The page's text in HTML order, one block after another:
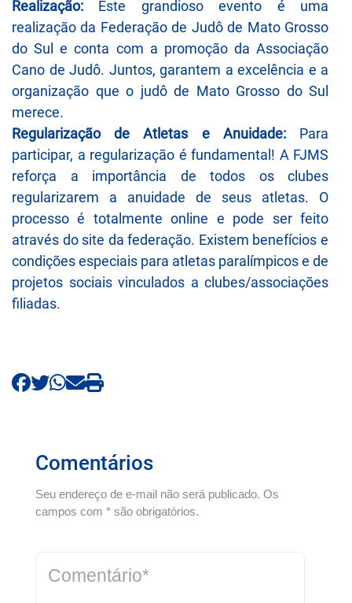
Realização: Este grandioso evento é uma
realização da Federação de Judô de Mato Grosso
do Sul e conta com a promoção da Associação
Cano de Judô. Juntos, garantem a excelência e a
organização que o judô de Mato Grosso do Sul
merece.
Regularização de Atletas e Anuidade:Para
participar, a regularização é fundamental! A FJMS
reforça a importância de todos os clubes
regularizarem a anuidade de seus atletas. O
processo é totalmente online e pode ser feito
através do site da federação. Existem benefícios e
condições especiais para atletas paralímpicos e de
projetos sociais vinculados a clubes/associações
filiadas.
Comentários
Seu endereço de e-mail não será publicado. Os
campos com * são obrigatórios.